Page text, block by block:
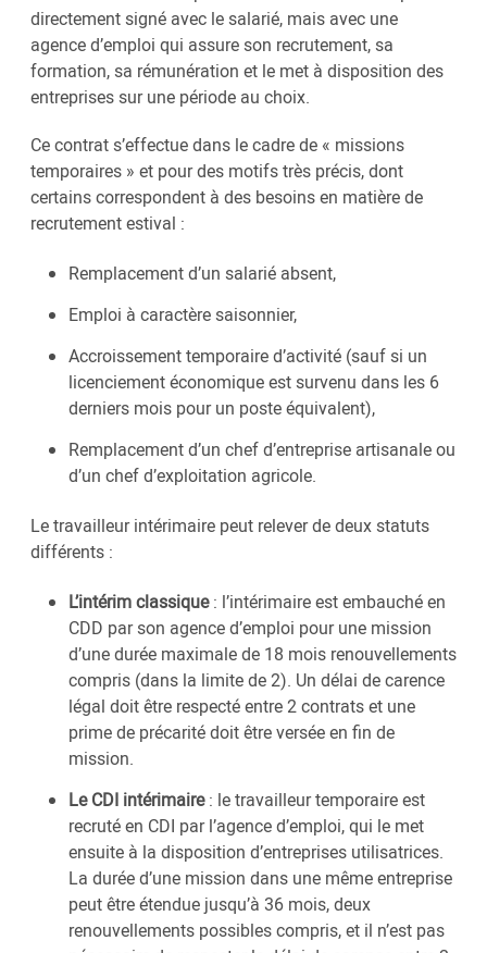
directement signé avec le salarié, mais avec une
agence d’emploi qui assure son recrutement, sa
formation, sa rémunération et le met à disposition des
entreprises sur une période au choix.
Ce contrat s’effectue dans le cadre de « missions
temporaires » et pour des motifs très précis, dont
certains correspondent à des besoins en matière de
recrutement estival :
Remplacement d’un salarié absent,
Emploi à caractère saisonnier,
Accroissement temporaire d’activité (sauf si un
licenciement économique est survenu dans les 6
derniers mois pour un poste équivalent),
Remplacement d’un chef d’entreprise artisanale ou
d’un chef d’exploitation agricole.
Le travailleur intérimaire peut relever de deux statuts
différents :
L’intérim classique: l’intérimaire est embauché en
CDD par son agence d’emploi pour une mission
d’une durée maximale de 18 mois renouvellements
compris (dans la limite de 2). Un délai de carence
légal doit être respecté entre 2 contrats et une
prime de précarité doit être versée en fin de
mission.
Le CDI intérimaire: le travailleur temporaire est
recruté en CDI par l’agence d’emploi, qui le met
ensuite à la disposition d’entreprises utilisatrices.
La durée d’une mission dans une même entreprise
peut être étendue jusqu’à 36 mois, deux
renouvellements possibles compris, et il n’est pas